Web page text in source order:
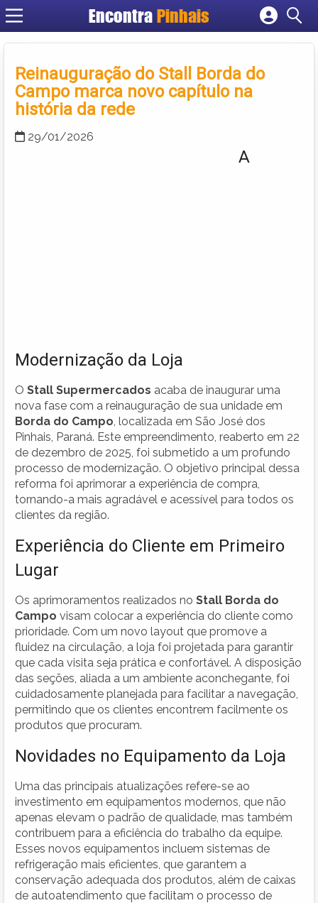
Encontra Pinhais
Cadastrar empresa
Criar conta
Reinauguração do Stall Borda do
Campo marca novo capítulo na
história da rede
29/01/2026
A
Modernização da Loja
O Stall Supermercados acaba de inaugurar uma
nova fase com a reinauguração de sua unidade em
Borda do Campo , localizada em São José dos
Pinhais, Paraná. Este empreendimento, reaberto em 22
de dezembro de 2025, foi submetido a um profundo
processo de modernização. O objetivo principal dessa
reforma foi aprimorar a experiência de compra,
tornando-a mais agradável e acessível para todos os
clientes da região.
Experiência do Cliente em Primeiro
Lugar
Os aprimoramentos realizados no Stall Borda do
Campo visam colocar a experiência do cliente como
prioridade. Com um novo layout que promove a
fluidez na circulação, a loja foi projetada para garantir
que cada visita seja prática e confortável. A disposição
das seções, aliada a um ambiente aconchegante, foi
cuidadosamente planejada para facilitar a navegação,
permitindo que os clientes encontrem facilmente os
produtos que procuram.
Novidades no Equipamento da Loja
Uma das principais atualizações refere-se ao
investimento em equipamentos modernos, que não
apenas elevam o padrão de qualidade, mas também
contribuem para a eficiência do trabalho da equipe.
Esses novos equipamentos incluem sistemas de
refrigeração mais eficientes, que garantem a
conservação adequada dos produtos, além de caixas
de autoatendimento que facilitam o processo de